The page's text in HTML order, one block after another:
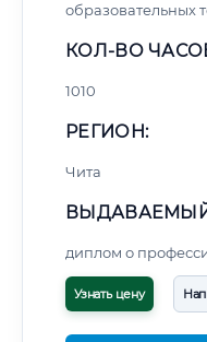
образовательных
КОЛ-ВО
1010
РЕГИОН:
Чита
диплом о
Узнать цену